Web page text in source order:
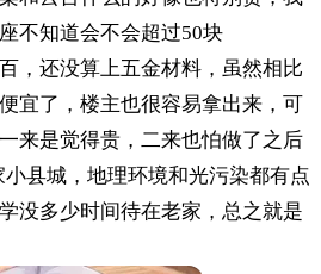
不知道会不会超过50块
，还没算上五金材料，虽然相比
宜了，楼主也很容易拿出来，可
来是觉得贵，二来也怕做了之后
县城，地理环境和光污染都有点
没多少时间待在老家，总之就是